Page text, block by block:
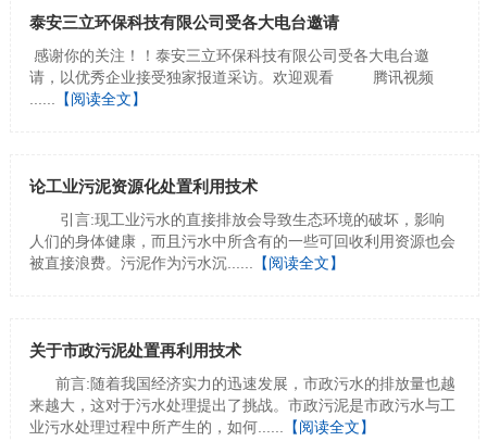
泰安三立环保科技有限公司受各大电台邀请
感谢你的关注！！泰安三立环保科技有限公司受各大电台邀
请，以优秀企业接受独家报道采访。欢迎观看 腾讯视频
...... 【阅读全文】
论工业污泥资源化处置利用技术
引言:现工业污水的直接排放会导致生态环境的破坏，影响
人们的身体健康，而且污水中所含有的一些可回收利用资源也会
被直接浪费。污泥作为污水沉...... 【阅读全文】
关于市政污泥处置再利用技术
前言:随着我国经济实力的迅速发展，市政污水的排放量也越
来越大，这对于污水处理提出了挑战。市政污泥是市政污水与工
业污水处理过程中所产生的，如何...... 【阅读全文】